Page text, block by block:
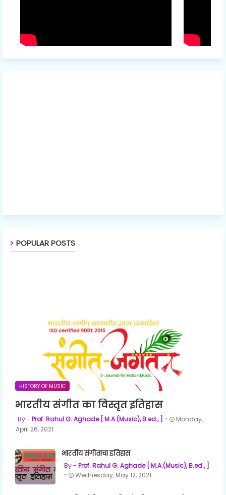
POPULAR POSTS
HISTORY OF MUSIC
भारतीय संगीत का विस्तृत इतिहास
Prof. Rahul G. Aghade [ M.A.(Music), B.ed., ]
Monday,
April 26, 2021
भारतीय संगीताचा इतिहास
Prof. Rahul G. Aghade [ M.A.(Music), B.ed., ]
Wednesday, May 12, 2021